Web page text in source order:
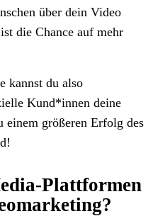
über dein Video
die Chance auf mehr
kannst du also
Kund*innen deine
größeren Erfolg des
Plattformen